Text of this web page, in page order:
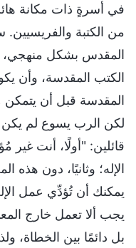
في أسرةٍ ذات مكانة
من الكتبة
المقدس بشكل منهجي،
الكتب المقدسة، وأن
المقدسة قبل أن
لكن الرب يسوع لم يكن
قائلين: "أولًا، أنت غير
الإله؛ وثانيًا، دون هذه
يمكنك أن تُؤدِّي عمل
يجب ألا تعمل خارج
بل دائمًا بين الخطاة،